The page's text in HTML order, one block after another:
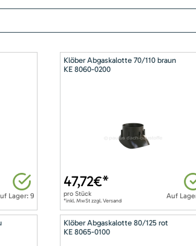
Lager: 9
Klöber Abgaskalotte 70/110 braun
KE 8060-0200
Auf
47,72€*
pro Stück
*inkl. MwSt zzgl. Versand
Klöber Abgaskalotte 80/125 rot
KE 8065-0100